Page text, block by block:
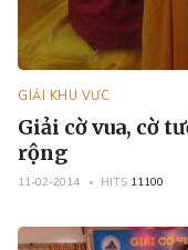
GIẢI KHU VỰC
Giải cờ vua, cờ
rộng
11-02-2014 HITS 11100